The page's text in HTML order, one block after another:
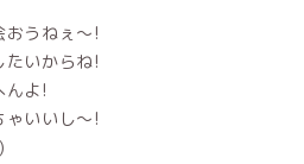
おうねぇ～!
たいからね!
んよ!
ゃいいし～!